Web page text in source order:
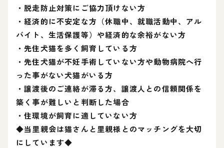
・脱走防止対策にご協力頂けない方
・経済的に不安定な方（休職中、就職活動中、アル
バイト、生活保護等）や経済的な余裕がない方
・先住犬猫を多く飼育している方
・先住犬猫が不妊手術していない方や動物病院へ行
った事がない犬猫がいる方
・譲渡後のご連絡が滞る方、譲渡人との信頼関係を
築く事が難しいと判断した場合
・住環境が飼育に適していない方
◆当里親会は猫さんと里親様とのマッチングを大切
にしています◆